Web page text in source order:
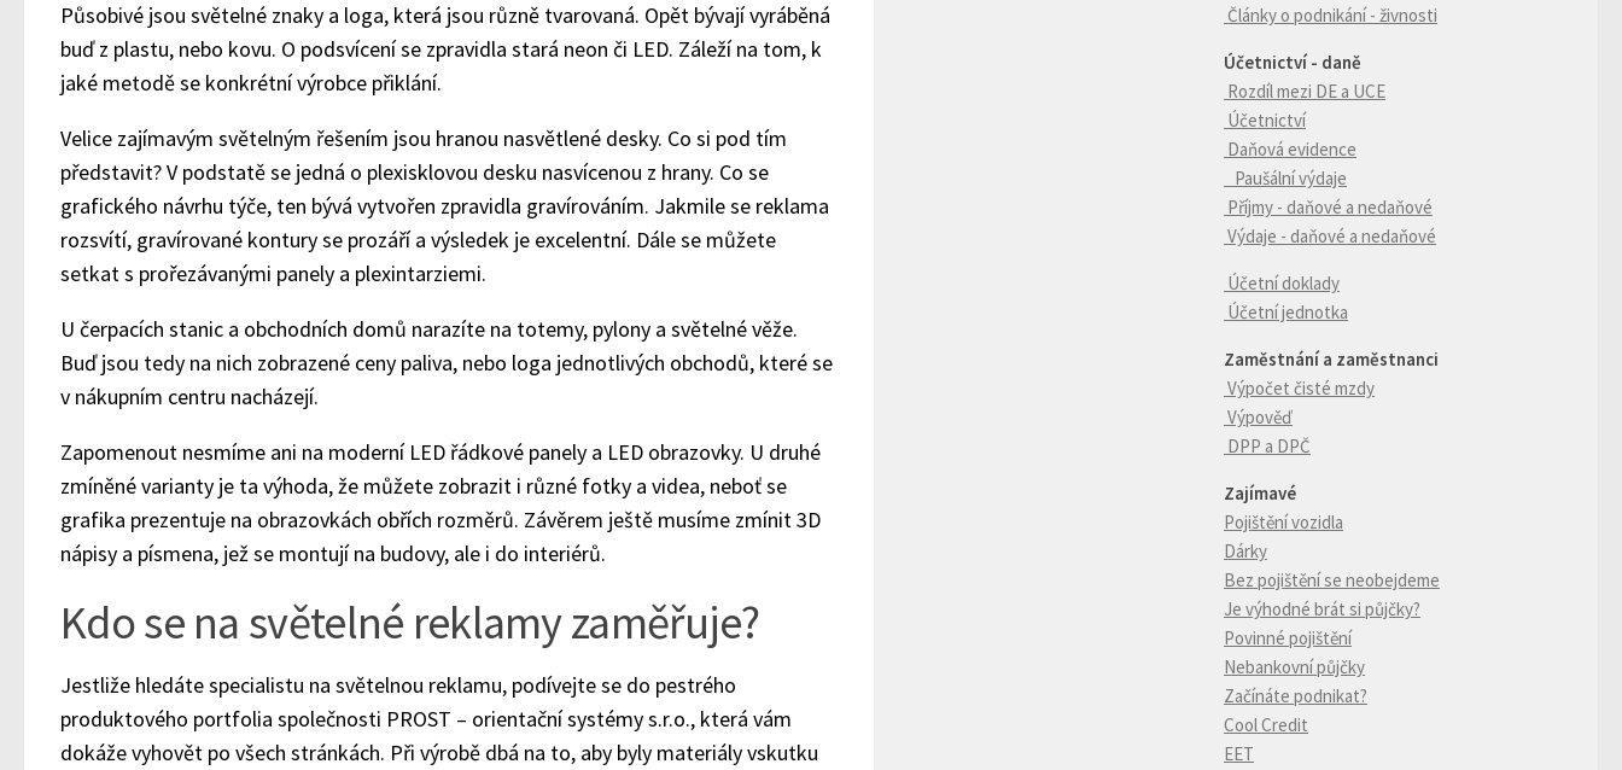
Působivé jsou světelné znaky a loga, která jsou různě tvarovaná. Opět bývají vyráběná
buď z plastu, nebo kovu. O podsvícení se zpravidla stará neon či LED. Záleží na tom, k
jaké metodě se konkrétní výrobce přiklání.
Velice zajímavým světelným řešením jsou hranou nasvětlené desky. Co si pod tím
představit? V podstatě se jedná o plexisklovou desku nasvícenou z hrany. Co se
grafického návrhu týče, ten bývá vytvořen zpravidla gravírováním. Jakmile se reklama
rozsvítí, gravírované kontury se prozáří a výsledek je excelentní. Dále se můžete
setkat s prořezávanými panely a plexintarziemi.
U čerpacích stanic a obchodních domů narazíte na totemy, pylony a světelné věže.
Buď jsou tedy na nich zobrazené ceny paliva, nebo loga jednotlivých obchodů, které se
v nákupním centru nacházejí.
Zapomenout nesmíme ani na moderní LED řádkové panely a LED obrazovky. U druhé
zmíněné varianty je ta výhoda, že můžete zobrazit i různé fotky a videa, neboť se
grafika prezentuje na obrazovkách obřích rozměrů. Závěrem ještě musíme zmínit 3D
nápisy a písmena, jež se montují na budovy, ale i do interiérů.
Kdo se na světelné reklamy zaměřuje?
Jestliže hledáte specialistu na světelnou reklamu, podívejte se do pestrého
produktového portfolia společnosti PROST – orientační systémy s.r.o., která vám
dokáže vyhovět po všech stránkách. Při výrobě dbá na to, aby byly materiály vskutku
Články o podnikání - živnosti
Účetnictví - daně
Rozdíl mezi DE a UCE
Účetnictví
Daňová evidence
Paušální výdaje
Příjmy - daňové a nedaňové
Výdaje - daňové a nedaňové
Účetní doklady
Účetní jednotka
Zaměstnání a zaměstnanci
Výpočet čisté mzdy
Výpověď
DPP a DPČ
Zajímavé
Pojištění vozidla
Dárky
Bez pojištění se neobejdeme
Je výhodné brát si půjčky?
Povinné pojištění
Nebankovní půjčky
Začínáte podnikat?
Cool Credit
EET